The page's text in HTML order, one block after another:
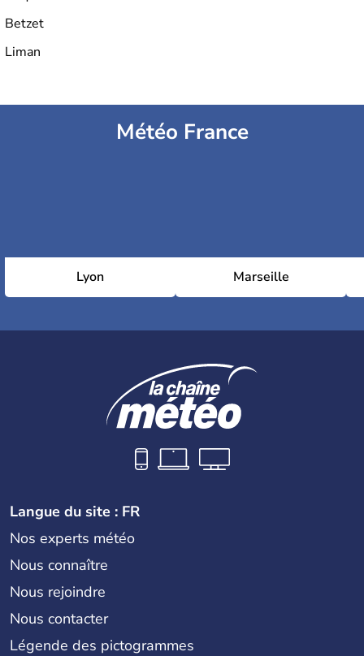
Betzet
Liman
Météo France
Lyon Marseille
Langue du site : FR
Nos experts météo
Nous connaître
Nous rejoindre
Nous contacter
Légende des pictogrammes